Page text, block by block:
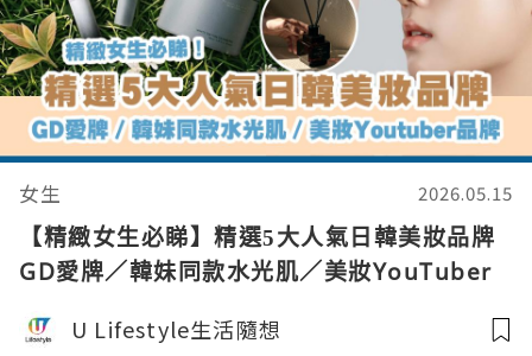
女生 2026.05.15
【精緻女生必睇】精選5大人氣日韓美妝品牌
GD愛牌／韓妹同款水光肌／美妝YouTuber
U Lifestyle生活隨想